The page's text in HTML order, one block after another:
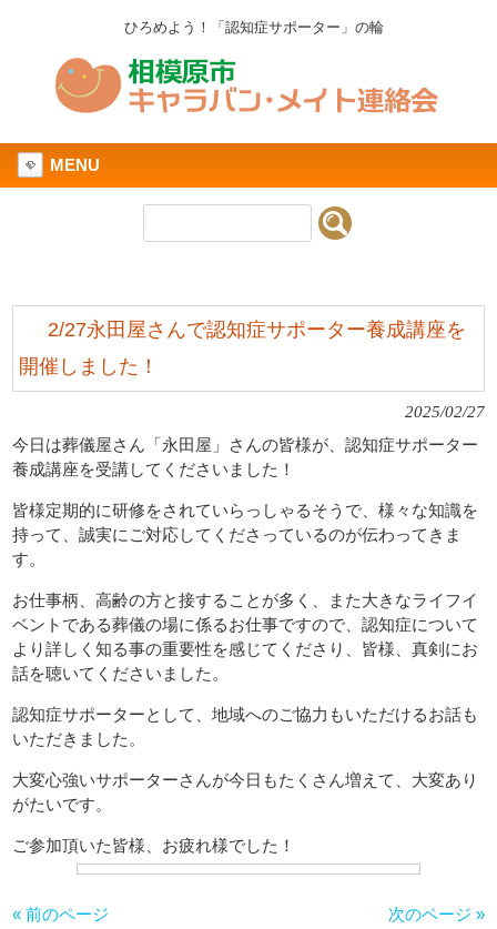
ひろめよう！「認知症サポーター」の輪
MENU
2/27永田屋さんで認知症サポーター養成講座を
開催しました！
2025/02/27
今日は葬儀屋さん「永田屋」さんの皆様が、認知症サポーター
養成講座を受講してくださいました！
皆様定期的に研修をされていらっしゃるそうで、様々な知識を
持って、誠実にご対応してくださっているのが伝わってきま
す。
お仕事柄、高齢の方と接することが多く、また大きなライフイ
ベントである葬儀の場に係るお仕事ですので、認知症について
より詳しく知る事の重要性を感じてくださり、皆様、真剣にお
話を聴いてくださいました。
認知症サポーターとして、地域へのご協力もいただけるお話も
いただきました。
大変心強いサポーターさんが今日もたくさん増えて、大変あり
がたいです。
ご参加頂いた皆様、お疲れ様でした！
« 前のページ 次のページ »